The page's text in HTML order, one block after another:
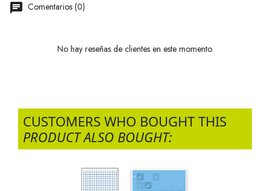
Comentarios (0)
No hay reseñas de clientes en este momento.
CUSTOMERS WHO BOUGHT THIS
PRODUCT ALSO BOUGHT: